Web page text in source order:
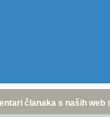
članaka s naših web